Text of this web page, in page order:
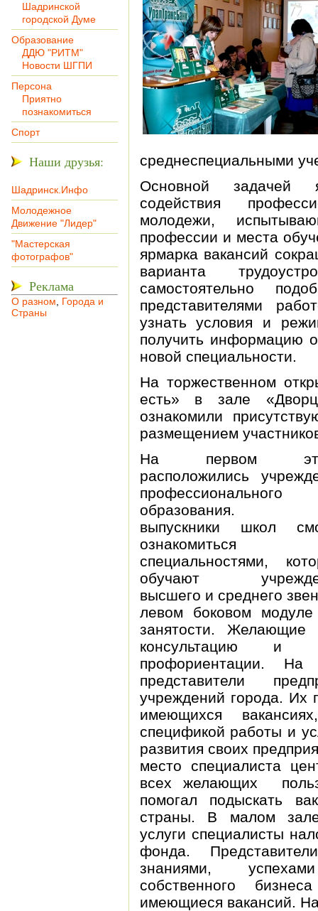
Шадринской
городской Думе
Образование
ДДЮ "РИТМ"
Новости ШГПИ
Персона
Приятно
познакомиться
Спорт
Наши друзья:
Шадринск.Инфо
Молодежное
Движение "Лидер"
"Мастерская
фотографов"
Реклама
О разном
Города и
Страны
среднеспециальными
Основной задачей
содействия
молодежи,
профессии и места
ярмарка вакансий
варианта
самостоятельно
представителями
узнать условия и
получить информацию
новой специальности.
На торжественном
есть» в зале
ознакомили
размещением
На первом
расположились
профессионального
образования.
выпускники школ
ознакомиться
специальностями,
обучают
высшего и среднего
левом боковом
занятости. Желающие
консультацию и
профориентации. На
представители
учреждений города. Их
имеющихся
спецификой работы и
развития своих
место специалиста
всех желающих
помогал подыскать
страны. В малом зале
услуги специалисты
фонда.
знаниями,
собственного
имеющиеся вакансий.